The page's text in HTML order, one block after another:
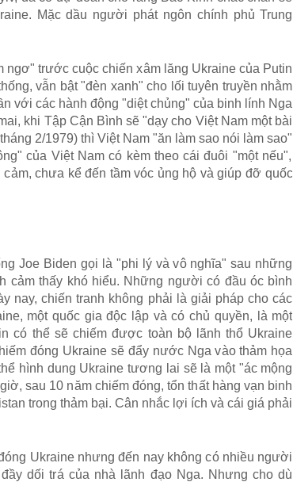
Mặc dầu người phát ngôn chính phủ Trung
ngơ" trước cuộc chiến xâm l ăng Ukraine của Putin
ống, vẫn bật"đèn xanh" cho l ối tuyên truyền nhằm
n với các hànhđộng"diệt chủng" của binh l ính Nga
khi Tập Cận Bình sẽ "dạy cho Việt Nam một bài
áng 2/1979) thìViệt Nam "ăn làm sao nói làm sao"
ng" của Việt Nam có kèm theo cáiđuôi "một nếu",
cảm, chưa kể đến tầm vóc ủng hộ và giúp đỡ quốc
ng Joe Biden gọi l à "phi l ývà vônghĩa" sau những
cảm thấy khóhiểu. Những người có đầu óc bình
y nay, chiến tranh không phải l à giải pháp cho các
một quốc giađộc lập và có chủ quyền, l à một
có thểsẽchiếmđược toàn bộl ãnh thổ Ukraine
ếmđóng Ukraine sẽ đẩy nước Nga vào thảm họa
ể hình dung Ukraine tương lai sẽlà một "ác mộng
ờ, sau 10 năm chiếm đóng, tổn thất hàng vạn binh
trong thảm bại. Cân nhắc lợi ích và cái giá phải
ng Ukraine nhưngđến nay không cónhiều người
đầy dối trá của nhà lãnh đạo Nga. Nhưng cho dù